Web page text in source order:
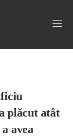
plăcut atât
avea